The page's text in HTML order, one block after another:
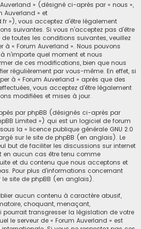
» (désigné ci-après par « nous »,
Auverland » et
»), vous acceptez d’être légalement
suivantes. Si vous n’acceptez pas d’être
toutes les conditions suivantes, veuillez
à « Forum Auverland ». Nous pouvons
n’importe quel moment et nous
de ces modifications, bien que nous
régulièrement par vous-même. En effet, si
à « Forum Auverland » après que des
vous acceptez d’être légalement
modifiées et mises à jour.
par phpBB (désignés ci-après par
Limited ») qui est un logiciel de forum
la « licence publique générale GNU 2.0
sur le site de phpBB (en anglais). Le
but de faciliter les discussions sur internet
en aucun cas être tenu comme
et du contenu que nous acceptons et
Pour plus d’informations concernant
le site de phpBB (en anglais).
aucun contenu à caractère abusif,
choquant, menaçant,
pourrait transgresser la législation de votre
le serveur de « Forum Auverland » est